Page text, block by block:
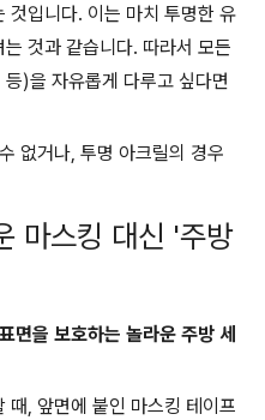
것입니다. 이는 마치 투명한 유
것과 같습니다. 따라서 모든
)을 자유롭게 다루고 싶다면
없거나, 투명 아크릴의 경우
마스킹 대신 '주방
면을 보호하는 놀라운 주방 세
때, 앞면에 붙인 마스킹 테이프